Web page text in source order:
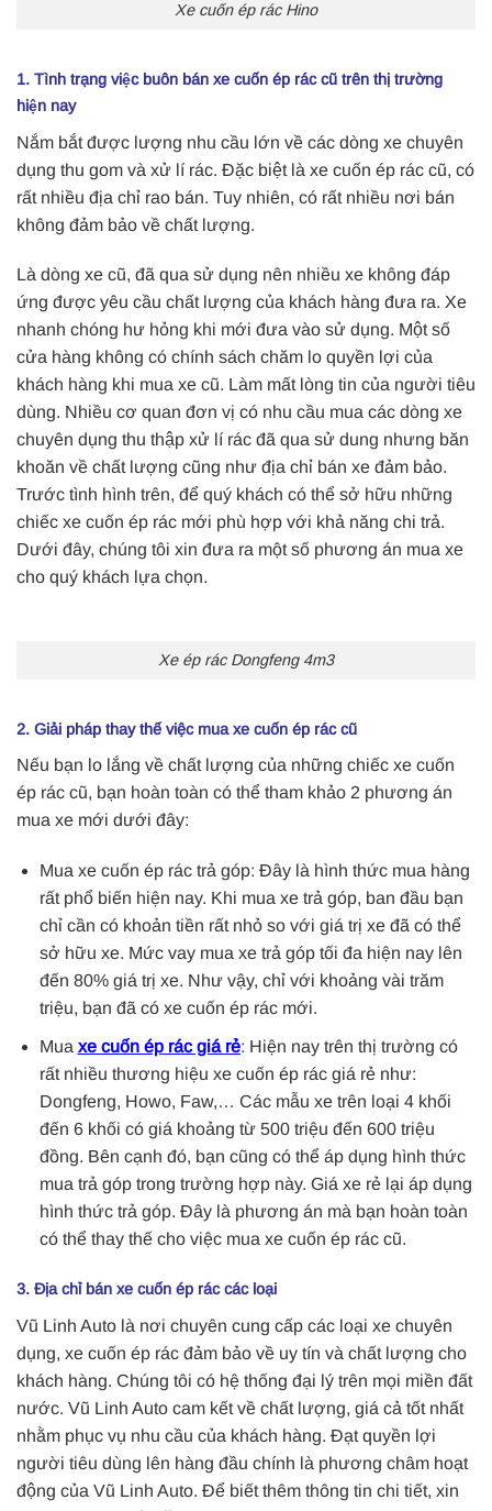
Xe cuốn ép rác Hino
1. Tình trạng việc buôn bán xe cuốn ép rác cũ trên thị trường
hiện nay
Nắm bắt được lượng nhu cầu lớn về các dòng xe chuyên
dụng thu gom và xử lí rác. Đặc biệt là xe cuốn ép rác cũ, có
rất nhiều địa chỉ rao bán. Tuy nhiên, có rất nhiều nơi bán
không đảm bảo về chất lượng.
Là dòng xe cũ, đã qua sử dụng nên nhiều xe không đáp
ứng được yêu cầu chất lượng của khách hàng đưa ra. Xe
nhanh chóng hư hỏng khi mới đưa vào sử dụng. Một số
cửa hàng không có chính sách chăm lo quyền lợi của
khách hàng khi mua xe cũ. Làm mất lòng tin của người tiêu
dùng. Nhiều cơ quan đơn vị có nhu cầu mua các dòng xe
chuyên dụng thu thập xử lí rác đã qua sử dung nhưng băn
khoăn về chất lượng cũng như địa chỉ bán xe đảm bảo.
Trước tình hình trên, để quý khách có thể sở hữu những
chiếc xe cuốn ép rác mới phù hợp với khả năng chi trả.
Dưới đây, chúng tôi xin đưa ra một số phương án mua xe
cho quý khách lựa chọn.
Xe ép rác Dongfeng 4m3
2. Giải pháp thay thế việc mua xe cuốn ép rác cũ
Nếu bạn lo lắng về chất lượng của những chiếc xe cuốn
ép rác cũ, bạn hoàn toàn có thể tham khảo 2 phương án
mua xe mới dưới đây:
Mua xe cuốn ép rác trả góp: Đây là hình thức mua hàng
rất phổ biến hiện nay. Khi mua xe trả góp, ban đầu bạn
chỉ cần có khoản tiền rất nhỏ so với giá trị xe đã có thể
sở hữu xe. Mức vay mua xe trả góp tối đa hiện nay lên
đến 80% giá trị xe. Như vậy, chỉ với khoảng vài trăm
triệu, bạn đã có xe cuốn ép rác mới.
Mua xe cuốn ép rác giá rẻ: Hiện nay trên thị trường có
rất nhiều thương hiệu xe cuốn ép rác giá rẻ như:
Dongfeng, Howo, Faw,… Các mẫu xe trên loại 4 khối
đến 6 khối có giá khoảng từ 500 triệu đến 600 triệu
đồng. Bên cạnh đó, bạn cũng có thể áp dụng hình thức
mua trả góp trong trường hợp này. Giá xe rẻ lại áp dụng
hình thức trả góp. Đây là phương án mà bạn hoàn toàn
có thể thay thế cho việc mua xe cuốn ép rác cũ.
3. Địa chỉ bán xe cuốn ép rác các loại
Vũ Linh Auto là nơi chuyên cung cấp các loại xe chuyên
dụng, xe cuốn ép rác đảm bảo về uy tín và chất lượng cho
khách hàng. Chúng tôi có hệ thống đại lý trên mọi miền đất
nước. Vũ Linh Auto cam kết về chất lượng, giá cả tốt nhất
nhằm phục vụ nhu cầu của khách hàng. Đạt quyền lợi
người tiêu dùng lên hàng đầu chính là phương châm hoạt
động của Vũ Linh Auto. Để biết thêm thông tin chi tiết, xin